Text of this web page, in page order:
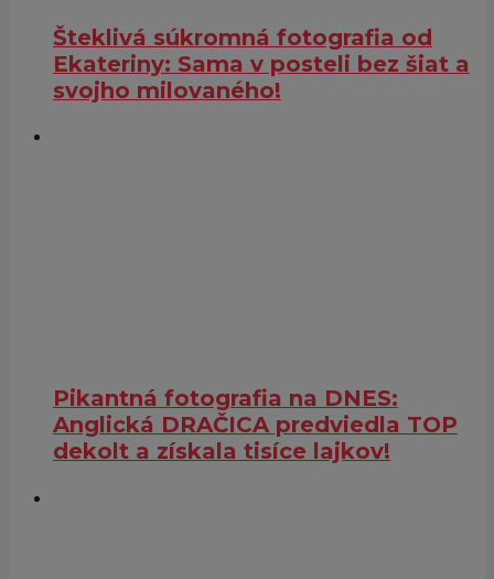
Šteklivá súkromná fotografia od
Ekateriny: Sama v posteli bez šiat a
svojho milovaného!
Pikantná fotografia na DNES:
Anglická DRAČICA predviedla TOP
dekolt a získala tisíce lajkov!